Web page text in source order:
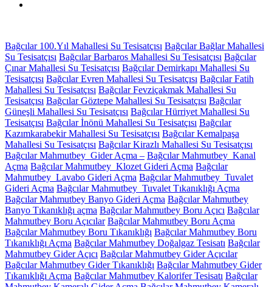
Bağcılar 100.Yıl Mahallesi Su Tesisatçısı Bağcılar Bağlar Mahallesi
Su Tesisatçısı Bağcılar Barbaros Mahallesi Su Tesisatçısı Bağcılar
Çınar Mahallesi Su Tesisatçısı Bağcılar Demirkapı Mahallesi Su
Tesisatçısı Bağcılar Evren Mahallesi Su Tesisatçısı Bağcılar Fatih
Mahallesi Su Tesisatçısı Bağcılar Fevziçakmak Mahallesi Su
Tesisatçısı Bağcılar Göztepe Mahallesi Su Tesisatçısı Bağcılar
Güneşli Mahallesi Su Tesisatçısı Bağcılar Hürriyet Mahallesi Su
Tesisatçısı Bağcılar İnönü Mahallesi Su Tesisatçısı Bağcılar
Kazımkarabekir Mahallesi Su Tesisatçısı Bağcılar Kemalpaşa
Mahallesi Su Tesisatçısı Bağcılar Kirazlı Mahallesi Su Tesisatçısı
Bağcılar Mahmutbey Gider Açma – Bağcılar Mahmutbey Kanal
Açma Bağcılar Mahmutbey Klozet Gideri Açma Bağcılar
Mahmutbey Lavabo Gideri Açma Bağcılar Mahmutbey Tuvalet
Gideri Açma Bağcılar Mahmutbey Tuvalet Tıkanıklığı Açma
Bağcılar Mahmutbey Banyo Gideri Açma Bağcılar Mahmutbey
Banyo Tıkanıklığı açma Bağcılar Mahmutbey Boru Açıcı Bağcılar
Mahmutbey Boru Açıcılar Bağcılar Mahmutbey Boru Açma
Bağcılar Mahmutbey Boru Tıkanıklığı Bağcılar Mahmutbey Boru
Tıkanıklığı Açma Bağcılar Mahmutbey Doğalgaz Tesisatı Bağcılar
Mahmutbey Gider Açıcı Bağcılar Mahmutbey Gider Açıcılar
Bağcılar Mahmutbey Gider Tıkanıklığı Bağcılar Mahmutbey Gider
Tıkanıklığı Açma Bağcılar Mahmutbey Kalorifer Tesisatı Bağcılar